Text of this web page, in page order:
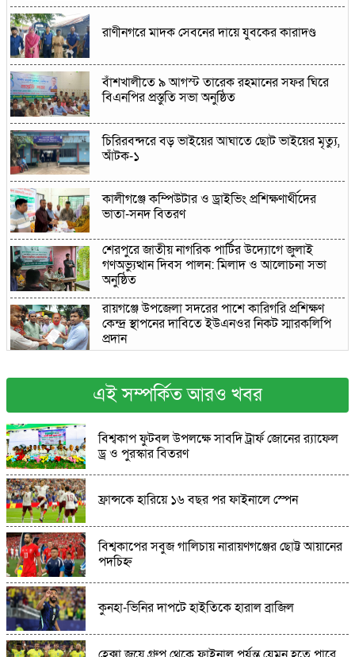
রাণীনগরে মাদক সেবনের দায়ে যুবকের কারাদণ্ড
বাঁশখালীতে ৯ আগস্ট তারেক রহমানের সফর ঘিরে
বিএনপির প্রস্তুতি সভা অনুষ্ঠিত
চিরিরবন্দরে বড় ভাইয়ের আঘাতে ছোট ভাইয়ের মৃত্যু,
আঁটক-১
কালীগঞ্জে কম্পিউটার ও ড্রাইভিং প্রশিক্ষণার্থীদের
ভাতা-সনদ বিতরণ
শেরপুরে জাতীয় নাগরিক পার্টির উদ্যোগে জুলাই
গণঅভ্যুত্থান দিবস পালন: মিলাদ ও আলোচনা সভা
অনুষ্ঠিত
রায়গঞ্জে উপজেলা সদরের পাশে কারিগরি প্রশিক্ষণ
কেন্দ্র স্থাপনের দাবিতে ইউএনওর নিকট স্মারকলিপি
প্রদান
শ্রীপুরে যুবদল নেতার হামলায় পণ্ড আইনশৃঙ্খলা
বিষয়ক সচেতনামূলক সভা,থানায় অভিযোগ
কিশোরগঞ্জের নিকলী হাওরে বাংলাদেশ কিন্ডারগার্টেন
সোসাইটি কুমিল্লা জেলা শাখার শিক্ষা সফর
ঘুষের মাধ্যমে ওয়ারিশি সম্পত্তি দখলের অভিযোগে
মানববন্ধন,গ্রেফতারের দাবি
আল্লারদর্গায় আধুনিক সড়ক-ড্রেন নির্মাণের উদ্বোধন
ভালুকায় মসজিদের পুকুর থেকে অজ্ঞাত ব্যক্তির লাশ
এই সম্পর্কিত আরও খবর
বিশ্বকাপ ফুটবল উপলক্ষে সাবদি ট্রার্ফ জোনের র‍্যাফেল
ড্র ও পুরস্কার বিতরণ
ফ্রান্সকে হারিয়ে ১৬ বছর পর ফাইনালে স্পেন
বিশ্বকাপের সবুজ গালিচায় নারায়ণগঞ্জের ছোট্ট আয়ানের
পদচিহ্ন
কুনহা-ভিনির দাপটে হাইতিকে হারাল ব্রাজিল